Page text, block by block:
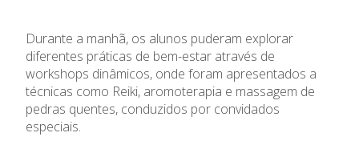
Ensino Profissional
Ano Letivo
Durante a manhã, os alunos puderam explorar
diferentes práticas de bem-estar através de
workshops dinâmicos, onde foram apresentados a
técnicas como Reiki, aromoterapia e massagem de
pedras quentes, conduzidos por convidados
especiais.